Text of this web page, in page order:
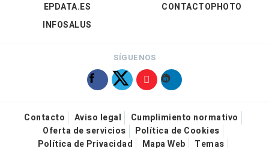
EPDATA.ES
INFOSALUS
CONTACTOPHOTO
SÍGUENOS
Contacto Aviso legal
Cumplimiento normativo
Oferta de servicios
Política de Cookies
Política de Privacidad
Mapa Web Temas